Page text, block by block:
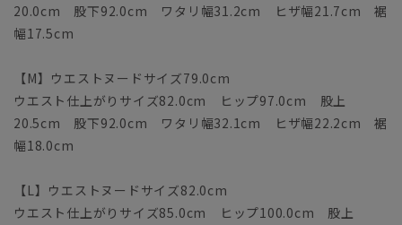
20.0cm 股下92.0cm ワタリ幅31.2cm ヒザ幅21.7cm 裾
幅17.5cm
【M】ウエストヌードサイズ79.0cm
ウエスト仕上がりサイズ82.0cm ヒップ97.0cm 股上
20.5cm 股下92.0cm ワタリ幅32.1cm ヒザ幅22.2cm 裾
幅18.0cm
【L】ウエストヌードサイズ82.0cm
ウエスト仕上がりサイズ85.0cm ヒップ100.0cm 股上